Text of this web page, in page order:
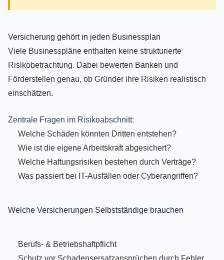
Versicherung gehört in jeden Businessplan
Viele Businesspläne enthalten keine strukturierte
Risikobetrachtung. Dabei bewerten Banken und
Förderstellen genau, ob Gründer ihre Risiken realistisch
einschätzen.
Zentrale Fragen im Risikoabschnitt:
Welche Schäden könnten Dritten entstehen?
Wie ist die eigene Arbeitskraft abgesichert?
Welche Haftungsrisiken bestehen durch Verträge?
Was passiert bei IT-Ausfällen oder Cyberangriffen?
Welche Versicherungen Selbstständige brauchen
Berufs- & Betriebshaftpflicht
Schutz vor Schadensersatzansprüchen durch Fehler,